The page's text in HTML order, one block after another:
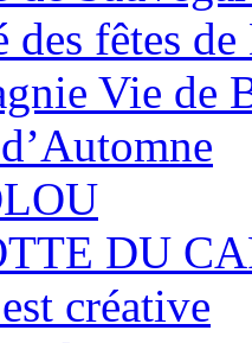
des fêtes
Vie de
DU
créative